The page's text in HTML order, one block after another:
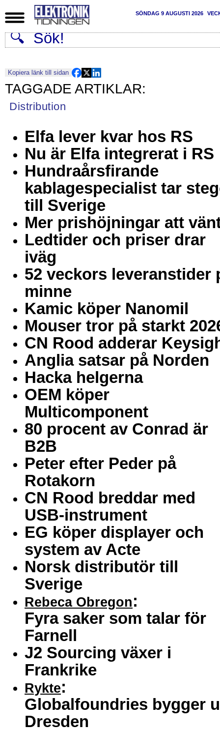
SÖNDAG 9 AUGUSTI 2026
Kopiera länk till sidan
Distribution
Elfa lever kvar hos RS
Nu är Elfa integrerat i RS
Hundraårsfirande
kablagespecialist tar
till Sverige
Mer prishöjningar att
Ledtider och priser drar
iväg
52 veckors leveranstider
minne
Kamic köper Nanomil
Mouser tror på starkt
CN Rood adderar
Anglia satsar på Norden
Hacka helgerna
OEM köper
Multicomponent
80 procent av Conrad är
B2B
Peter efter Peder på
Rotakorn
CN Rood breddar med
USB-instrument
EG köper displayer och
system av Acte
Norsk distributör till
Sverige
Rebeca Obregon:
Fyra saker som talar för
Farnell
J2 Sourcing växer i
Frankrike
Rykte:
Globalfoundries bygger
Dresden